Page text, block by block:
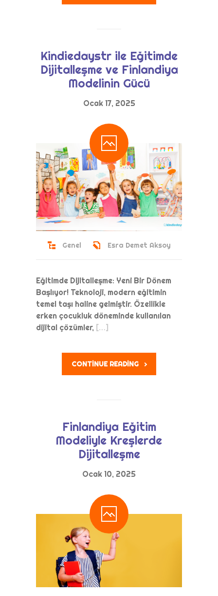
Kindiedaystr ile Eğitimde
Dijitalleşme ve Finlandiya
Modelinin Gücü
Ocak 17, 2025
Genel Esra Demet Aksoy
Eğitimde Dijitalleşme: Yeni Bir Dönem
Başlıyor! Teknoloji, modern eğitimin
temel taşı haline gelmiştir. Özellikle
erken çocukluk döneminde kullanılan
dijital çözümler, […]
CONTINUE READING
Finlandiya Eğitim
Modeliyle Kreşlerde
Dijitalleşme
Ocak 10, 2025